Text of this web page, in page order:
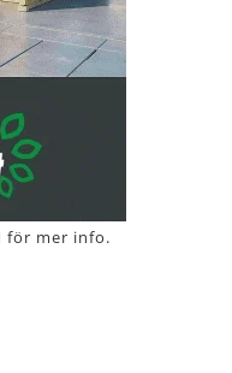
för mer info.